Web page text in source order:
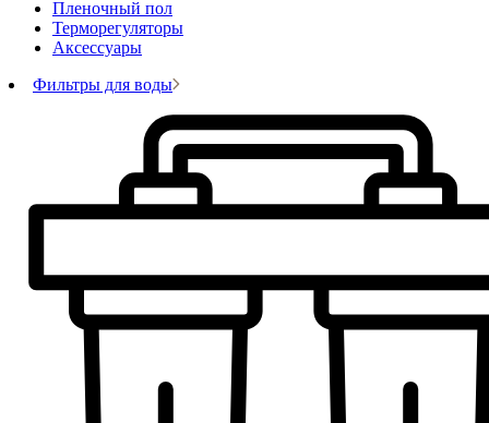
Пленочный пол
Терморегуляторы
Аксессуары
Фильтры для воды